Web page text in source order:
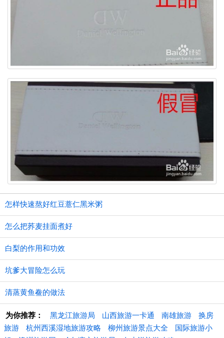
怎样快速熬好红豆薏仁黑米粥
怎么把荞麦挂面煮好
白梨的作用和功效
坑爹大冒险怎么玩
清蒸黄鱼鲞的做法
为你推荐： 黑龙江旅游局 山西旅游一卡通 南雄旅游
换房
旅游
杭州西溪湿地旅游攻略 柳州旅游景点大全
国际旅游小